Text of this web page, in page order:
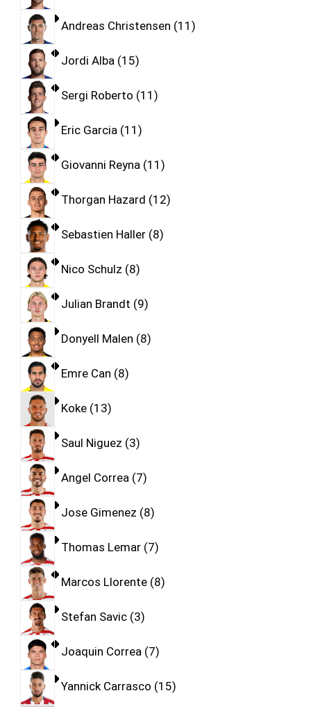
Andreas Christensen 11
Jordi Alba 15
Sergi Roberto 11
Eric Garcia 11
Giovanni Reyna 11
Thorgan Hazard 12
Sebastien Haller 8
Nico Schulz 8
Julian Brandt 9
Donyell Malen 8
Emre Can 8
Koke 13
Saul Niguez 3
Angel Correa 7
Jose Gimenez 8
Thomas Lemar 7
Marcos Llorente 8
Stefan Savic 3
Joaquin Correa 7
Yannick Carrasco 15